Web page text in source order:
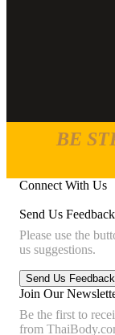
BE
Connect With Us
Send Us Feedback
Please use the
us suggestions.
Join Our
Be the first to
from